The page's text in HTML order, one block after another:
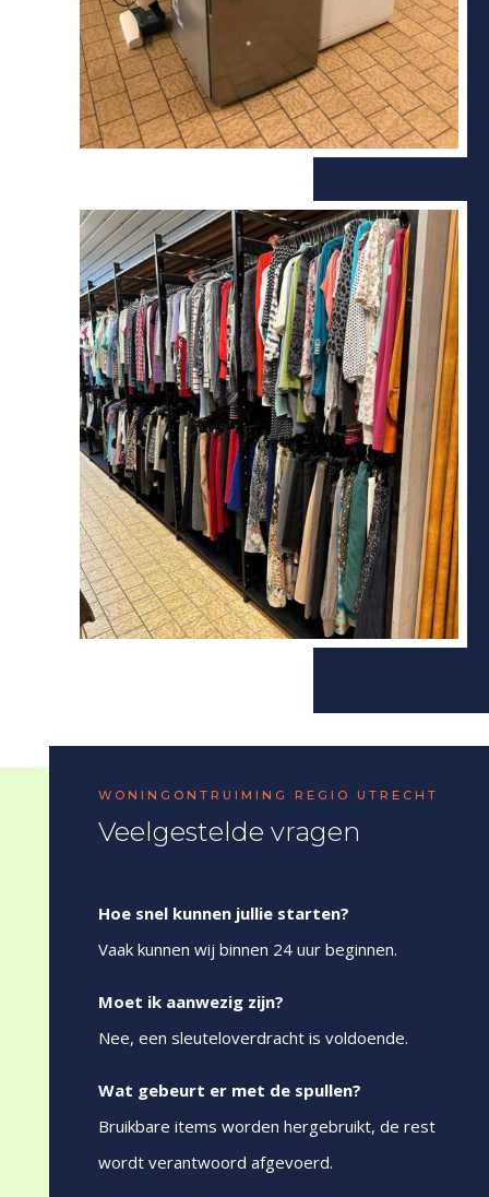
WONINGONTRUIMING REGIO UTRECHT
Veelgestelde vragen
Hoe snel kunnen jullie starten?
Vaak kunnen wij binnen 24 uur beginnen.
Moet ik aanwezig zijn?
Nee, een sleuteloverdracht is voldoende.
Wat gebeurt er met de spullen?
Bruikbare items worden hergebruikt, de rest
wordt verantwoord afgevoerd.